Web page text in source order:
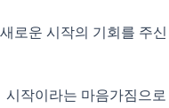
새로운 시작의 기회를 주
시작이라는 마음가짐으